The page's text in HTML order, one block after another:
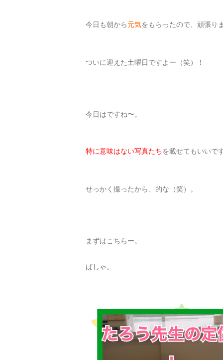
今日も朝から元気をもらったので、頑張り
ついに迎えた土曜日ですよー（笑）！
今日はですね〜。
特に意味はない写真たちを載せてもいいで
せっかく撮ったから、的な（笑）。
まずはこちらー。
ぱしゃ。